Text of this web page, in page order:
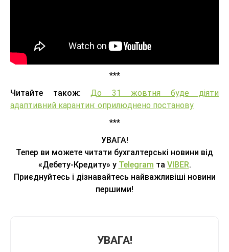
***
Читайте також:
До 31 жовтня буде діяти
адаптивний карантин: оприлюднено постанову
***
УВАГА!
Тепер ви можете читати бухгалтерські новини від
«Дебету-Кредиту» у Telegram та VIBER.
Приєднуйтесь і дізнавайтесь найважливіші новини
першими!
УВАГА!